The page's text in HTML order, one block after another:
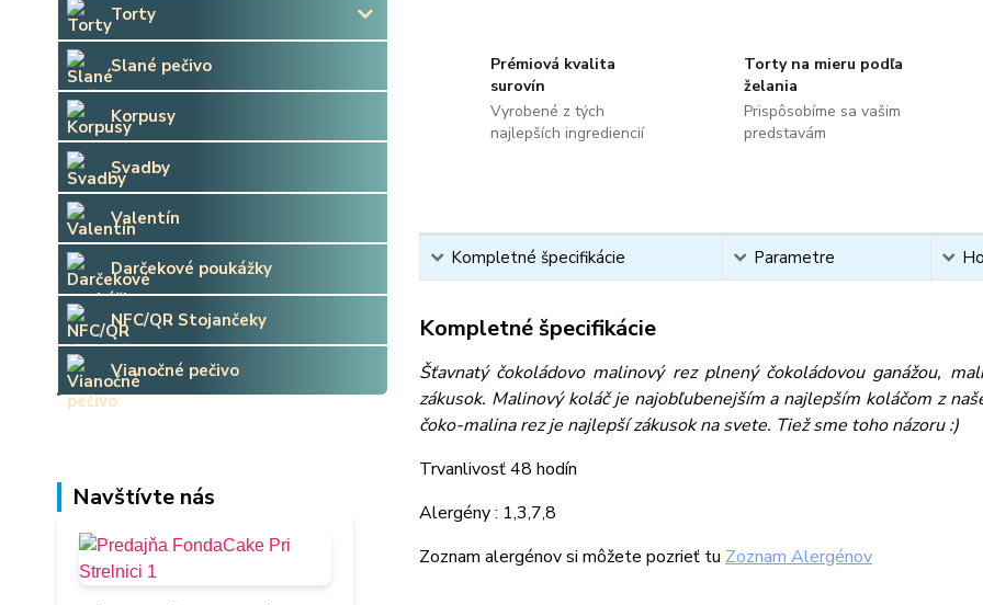
Torty
Slané pečivo
Korpusy
Svadby
Valentín
Darčekové poukážky
NFC/QR Stojančeky
Vianočné pečivo
Navštívte nás
Prémiová kvalita
surovín
Vyrobené z tých
najlepších ingrediencií
Torty na mieru podľa
želania
Prispôsobíme sa vašim
predstavám
Kompletné špecifikácie Parametre
Kompletné špecifikácie
Šťavnatý čokoládovo malinový rez plnený čokoládovou ganážou,
zákusok. Malinový koláč je najobľubenejším a najlepším koláčom z
čoko-malina rez je najlepší zákusok na svete. Tiež sme toho názoru :)
Trvanlivosť 48 hodín
Alergény : 1,3,7,8
Zoznam alergénov si môžete pozrieť tu Zoznam Alergénov